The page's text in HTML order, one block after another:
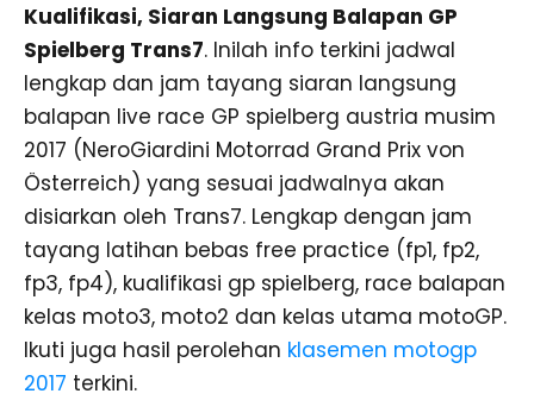
Kualifikasi, Siaran Langsung Balapan GP
Spielberg Trans7. Inilah info terkini jadwal
lengkap dan jam tayang siaran langsung
balapan live race GP spielberg austria musim
2017 (NeroGiardini Motorrad Grand Prix von
Österreich) yang sesuai jadwalnya akan
disiarkan oleh Trans7. Lengkap dengan jam
tayang latihan bebas free practice (fp1, fp2,
fp3, fp4), kualifikasi gp spielberg, race balapan
kelas moto3, moto2 dan kelas utama motoGP.
Ikuti juga hasil perolehan klasemen motogp
2017 terkini.